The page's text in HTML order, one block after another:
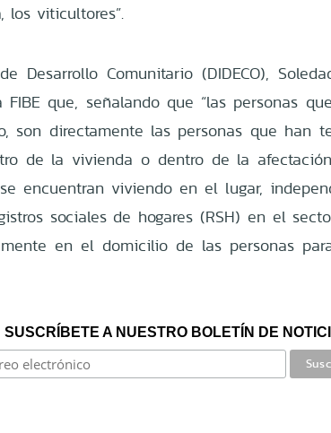
los viticultores”.
Desarrollo Comunitario (DIDECO),
FIBE que, señalando que “las personas
son directamente las personas que han
de la vivienda o dentro de la
encuentran viviendo en el lugar,
sociales de hogares (RSH) en el
en el domicilio de las personas
SUSCRÍBETE A NUESTRO BOLETÍN DE